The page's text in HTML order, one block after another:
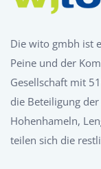
Die wito gmbh ist
Peine und der
Gesellschaft mit
die Beteiligung
Hohenhameln,
teilen sich die